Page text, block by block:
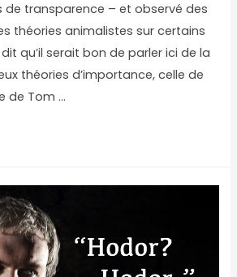
de transparence – et observé des
théories animalistes sur certains
qu’il serait bon de parler ici de la
théories d’importance, celle de
de Tom …